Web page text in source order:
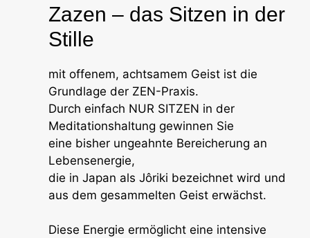
Zazen – das Sitzen in der
Stille
mit offenem, achtsamem Geist ist die
Grundlage der ZEN-Praxis.
Durch einfach NUR SITZEN in der
Meditationshaltung gewinnen Sie
eine bisher ungeahnte Bereicherung an
Lebensenergie,
die in Japan als Jôriki bezeichnet wird und
aus dem gesammelten Geist erwächst.
Diese Energie ermöglicht eine intensive